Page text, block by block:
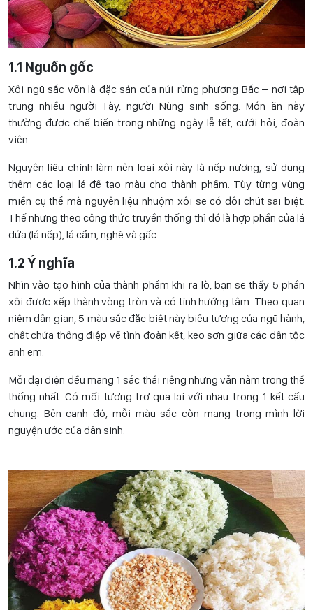
1.1 Nguồn gốc
Xôi ngũ sắc vốn là đặc sản của núi rừng phương Bắc – nơi tập
trung nhiều người Tày, người Nùng sinh sống. Món ăn này
thường được chế biến trong những ngày lễ tết, cưới hỏi, đoàn
viên.
Nguyên liệu chính làm nên loại xôi này là nếp nương, sử dụng
thêm các loại lá để tạo màu cho thành phẩm. Tùy từng vùng
miền cụ thể mà nguyên liệu nhuộm xôi sẽ có đôi chút sai biệt.
Thế nhưng theo công thức truyền thống thì đó là hợp phần của lá
dứa (lá nếp), lá cẩm, nghệ và gấc.
1.2 Ý nghĩa
Nhìn vào tạo hình của thành phẩm khi ra lò, bạn sẽ thấy 5 phần
xôi được xếp thành vòng tròn và có tính hướng tâm. Theo quan
niệm dân gian, 5 màu sắc đặc biệt này biểu tượng của ngũ hành,
chất chứa thông điệp về tình đoàn kết, keo sơn giữa các dân tộc
anh em.
Mỗi đại diện đều mang 1 sắc thái riêng nhưng vẫn nằm trong thể
thống nhất. Có mối tương trợ qua lại với nhau trong 1 kết cấu
chung. Bên cạnh đó, mỗi màu sắc còn mang trong mình lời
nguyện ước của dân sinh.